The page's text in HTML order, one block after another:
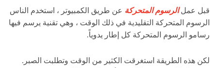
قبل عملالرسوم المتحركة عن طريق الكمبيوتر ، استخدم الناس
الرسوم المتحركة التقليدية في ذلك الوقت ، وهي تقنية يرسم فيها
رسامو الرسوم المتحركة كل إطار يدوياً.
لكن هذه الطريقة استغرقت الكثير من الوقت وتطلبت الصبر.